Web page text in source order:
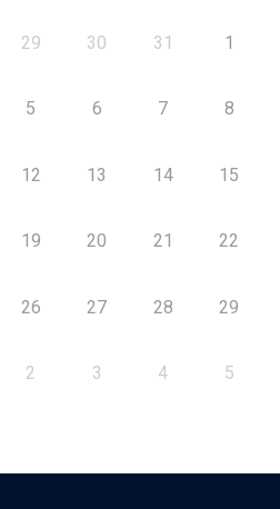
29 30 31 1
5 6 7 8
12 13 14 15
19 20 21 22
26 27 28 29
2 3 4 5